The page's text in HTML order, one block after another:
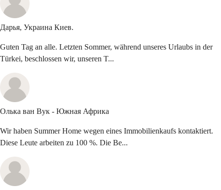
Дарья, Украина Киев.
Guten Tag an alle. Letzten Sommer, während unseres Urlaubs in der
Türkei, beschlossen wir, unseren T...
Олька ван Вук - Южная Африка
Wir haben Summer Home wegen eines Immobilienkaufs kontaktiert.
Diese Leute arbeiten zu 100 %. Die Be...